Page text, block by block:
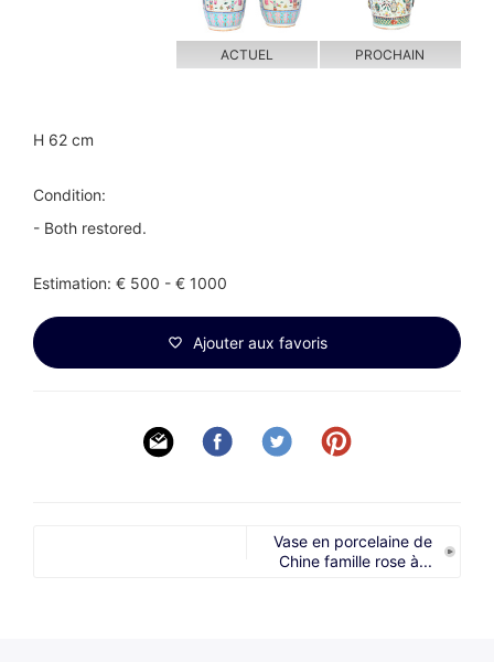
ACTUEL PROCHAIN
H 62 cm
Condition:
- Both restored.
Estimation: € 500 - € 1000
Ajouter aux favoris
Vase en porcelaine de
Chine famille rose à...